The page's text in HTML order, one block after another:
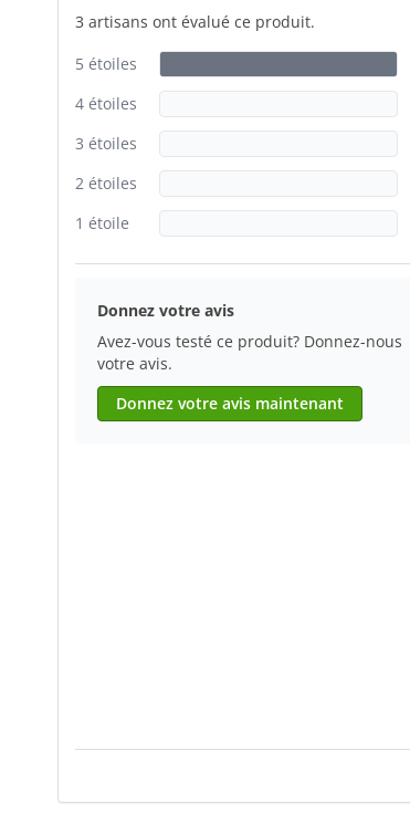
3 artisans ont évalué ce produit.
5 étoiles
4 étoiles
3 étoiles
2 étoiles
1 étoile
Donnez votre avis
Avez-vous testé ce produit? Donnez-nous
votre avis.
Donnez votre avis maintenant